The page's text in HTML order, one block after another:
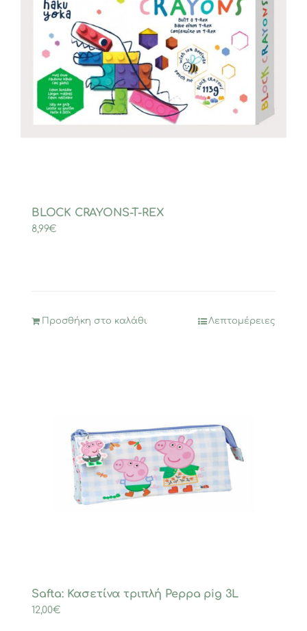
BLOCK CRAYONS-T-REX
8,99€
Προσθήκη στο καλάθι Λεπτομέρειες
Safta: Κασετίνα τριπλή Peppa pig 3L
12,00€